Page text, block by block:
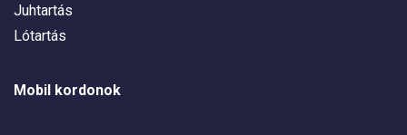
Juhtartás
Lótartás
Mobil kordonok